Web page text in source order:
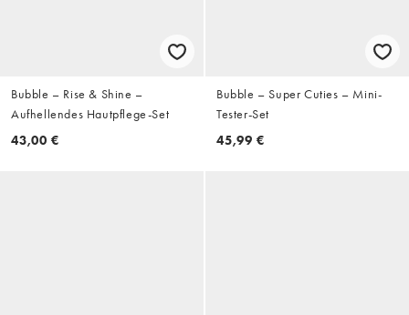
Bubble – Rise & Shine –
Aufhellendes Hautpflege-Set
43,00 €
Bubble – Super Cuties – Mini-
Tester-Set
45,99 €